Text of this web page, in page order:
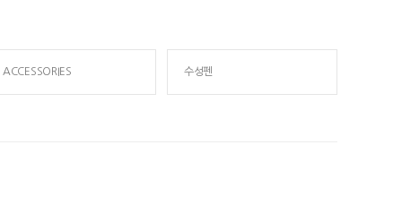
ACCESSORIES 수성펜